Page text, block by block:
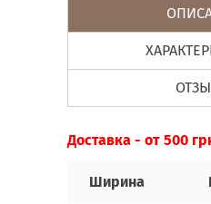
Доставка - от 500
Ширина